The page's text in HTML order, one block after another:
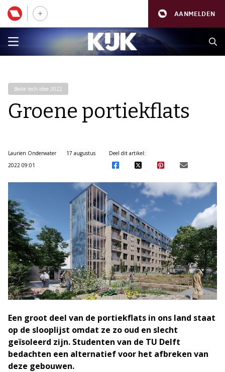
AANMELDEN
Beste tech-idee 2022
Groene portiekflats
Laurien Onderwater
17 augustus
2022 09:01
Deel dit artikel:
Een groot deel van de portiekflats in ons land staat
op de slooplijst omdat ze zo oud en slecht
geïsoleerd zijn. Studenten van de TU Delft
bedachten een alternatief voor het afbreken van
deze gebouwen.